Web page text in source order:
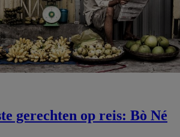
gerechten op reis: Bò Né